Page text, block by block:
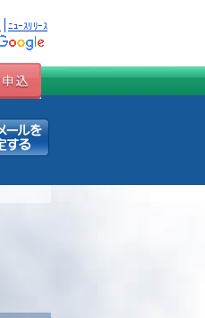
ﾆｭｰｽﾘﾘｰｽ